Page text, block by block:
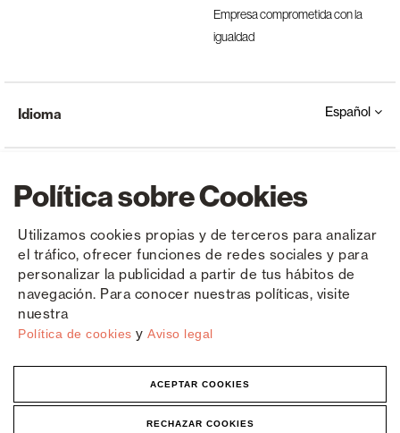
Política sobre Cookies
Utilizamos cookies propias y de terceros para analizar
el tráfico, ofrecer funciones de redes sociales y para
personalizar la publicidad a partir de tus hábitos de
navegación. Para conocer nuestras políticas, visite
nuestra
Política de cookies y Aviso legal
ACEPTAR COOKIES
RECHAZAR COOKIES
Empresa comprometida con la
igualdad
Copyright © Saxun 2023 - 2026 Política de privacidad Aviso legal Cookies
Idioma Español